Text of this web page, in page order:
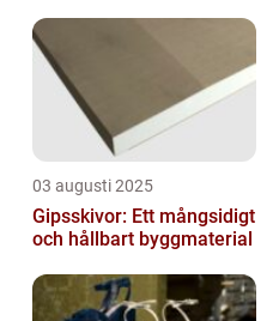
03 augusti 2025
Gipsskivor: Ett mångsidigt
och hållbart byggmaterial